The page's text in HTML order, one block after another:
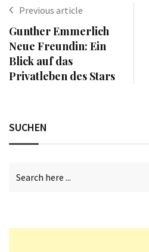
Previous article
Gunther Emmerlich
Neue Freundin: Ein
Blick auf das
Privatleben des Stars
SUCHEN